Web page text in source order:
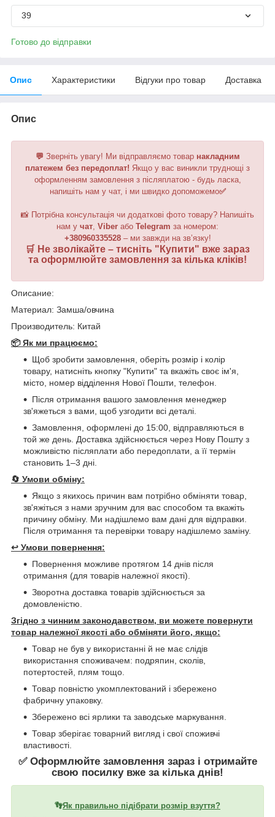
39
Готово до відправки
Опис Характеристики Відгуки про товар Доставка
Опис
💬 Зверніть увагу! Ми відправляємо товар накладним
платежем без передоплат! Якщо у вас виникли труднощі з
оформленням замовлення з післяплатою - будь ласка,
напишіть нам у чат, і ми швидко допоможемо✅
📸 Потрібна консультація чи додаткові фото товару? Напишіть
нам у чат Viber або Telegram за номером:
+380960335528– ми завжди на зв’язку!
🛒 Не зволікайте – тисніть " Купити" вже зараз
та оформлюйте замовлення за кілька кліків!
Описание:
Материал: Замша/овчина
Производитель: Китай
📦 Як ми працюємо:
Щоб зробити замовлення, оберіть розмір і колір
товару, натисніть кнопку "Купити" та вкажіть своє ім'я,
місто, номер відділення Нової Пошти, телефон.
Після отримання вашого замовлення менеджер
зв'яжеться з вами, щоб узгодити всі деталі.
Замовлення, оформлені до 15:00, відправляються в
той же день. Доставка здійснюється через Нову Пошту з
можливістю післяплати або передоплати, а її термін
становить 1–3 дні.
🔄 Умови обміну:
Якщо з якихось причин вам потрібно обміняти товар,
зв'яжіться з нами зручним для вас способом та вкажіть
причину обміну. Ми надішлемо вам дані для відправки.
Після отримання та перевірки товару надішлемо заміну.
↩️ Умови повернення:
Повернення можливе протягом 14 днів після
отримання (для товарів належної якості).
Зворотна доставка товарів здійснюється за
домовленістю.
Згідно з чинним законодавством, ви можете повернути
товар належної якості або обміняти його, якщо:
Товар не був у використанні й не має слідів
використання споживачем: подряпин, сколів,
потертостей, плям тощо.
Товар повністю укомплектований і збережено
фабричну упаковку.
Збережено всі ярлики та заводське маркування.
Товар зберігає товарний вигляд і свої споживчі
властивості.
✅ Оформлюйте замовлення зараз і отримайте
свою посилку вже за кілька днів!
👣Як правильно підібрати розмір взуття?